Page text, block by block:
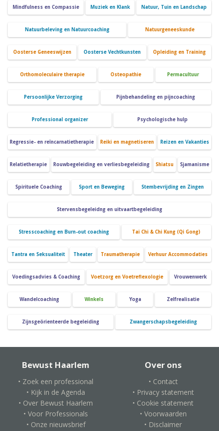
Mindfulness en Compassie Muziek en Klank Natuur, Tuin en Landschap
Natuurbeleving en Natuurcoaching Natuurgeneeskunde
Oosterse Geneeswijzen Oosterse Vechtkunsten Opleiding en Training
Orthomoleculaire therapie Osteopathie Permacultuur
Persoonlijke Verzorging Pijnbehandeling en pijncoaching
Professional organizer Psychologische hulp
Regressie- en reïncarnatietherapie Reiki en magnetiseren Reizen en Vakanties
Relatietherapie Rouwbegeleiding en verliesbegeleiding Shiatsu Sjamanisme
Spirituele Coaching Sport en Beweging Stembevrijding en Zingen
Stervensbegeleidng en uitvaartbegeleiding
Stresscoaching en Burn-out coaching Tai Chi & Chi Kung (Qi Gong)
Tantra en Seksualiteit Theater Traumatherapie Verhuur Accommodaties
Voedingsadvies & Coaching Voetzorg en Voetreflexologie Vrouwenwerk
Wandelcoaching Winkels Yoga Zelfrealisatie
Zijnsgeörienteerde begeleiding Zwangerschapsbegeleiding
Bewust Haarlem
• Zoek een professional
• Kijk in de Agenda
• Over Bewust Haarlem
• Voor Professionals
• Onze nieuwsbrief
Over ons
• Contact
• Privacy statement
• Cookie statement
• Voorwaarden
• Disclaimer